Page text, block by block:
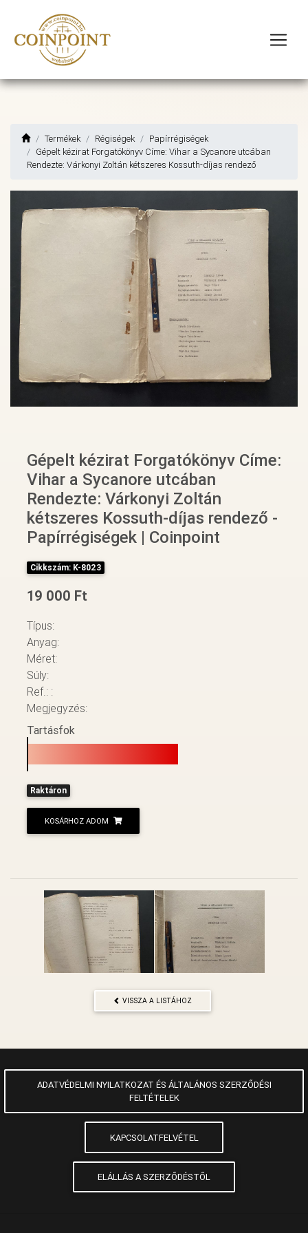
Termékek Régiségek
Papírrégiségek
Gépelt kézirat Forgatókönyv Címe: Vihar a Sycanore utcában
Rendezte: Várkonyi Zoltán kétszeres Kossuth-díjas rendező
Gépelt kézirat Forgatókönyv Címe:
Vihar a Sycanore utcában
Rendezte: Várkonyi Zoltán
kétszeres Kossuth-díjas rendező -
Papírrégiségek | Coinpoint
Cikkszám: K-8023
19 000 Ft
Típus:
Anyag:
Méret:
Súly:
Ref.: :
Megjegyzés:
Tartásfok
Raktáron
KOSÁRHOZ ADOM
VISSZA A LISTÁHOZ
ADATVÉDELMI NYILATKOZAT ÉS ÁLTALÁNOS SZERZŐDÉSI
FELTÉTELEK
KAPCSOLATFELVÉTEL
ELÁLLÁS A SZERZŐDÉSTŐL